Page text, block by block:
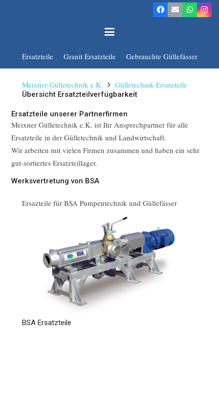
Ersatzteile Granit Ersatzteile Gebrauchte Güllefässer
Meixner Gülletechnik e.K. Gülletechnik Ersatzteile
Übersicht Ersatzteilverfügbarkeit
Ersatzteile unserer Partnerfirmen
Meixner Gülletechnik e.K. ist Ihr Ansprechpartner für alle
Ersatzteile in der Gülletechnik und Landwirtschaft.
Wir arbeiten mit vielen Firmen zusammen und haben ein sehr
gut-sortiertes Ersatzteillager.
Werksvertretung von BSA
Ersazteile für BSA Pumpentechnik und Güllefässer
BSA Ersatzteile